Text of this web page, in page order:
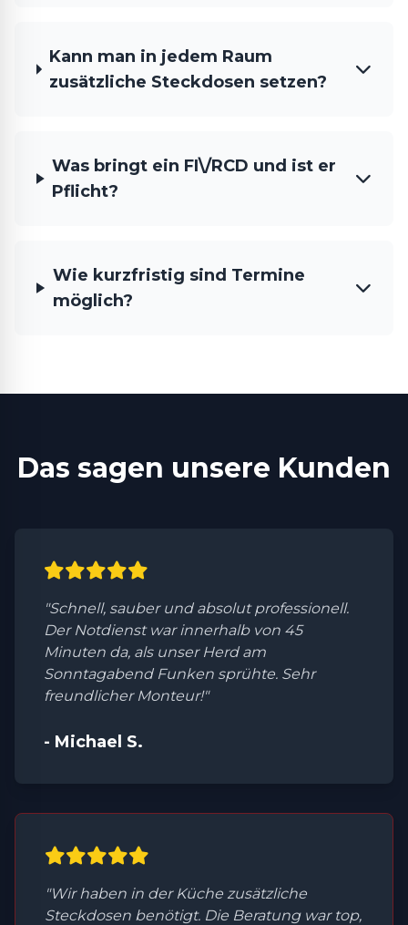
Kann man in jedem Raum
zusätzliche Steckdosen setzen?
Was bringt ein FI\/RCD und ist er
Pflicht?
Wie kurzfristig sind Termine
möglich?
Das sagen unsere Kunden
"Schnell, sauber und absolut professionell.
Der Notdienst war innerhalb von 45
Minuten da, als unser Herd am
Sonntagabend Funken sprühte. Sehr
freundlicher Monteur!"
- Michael S.
"Wir haben in der Küche zusätzliche
Steckdosen benötigt. Die Beratung war top,